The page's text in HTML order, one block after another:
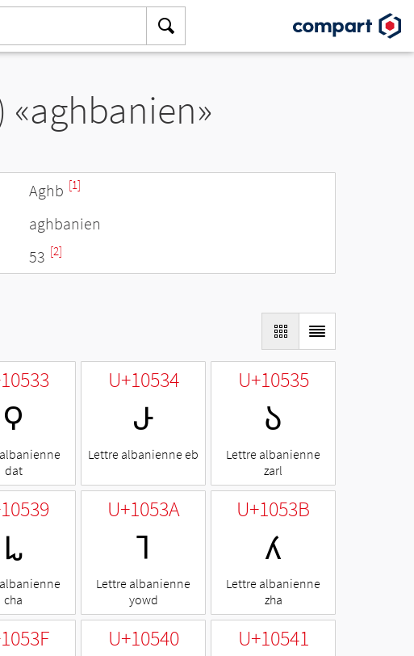
«aghbanien»
Aghb [1]
aghbanien
53 [2]
𐔳
dat
U+10534
𐔴
Lettre albanienne eb
U+10535
𐔵
Lettre albanienne
zarl
𐔹
cha
U+1053A
𐔺
Lettre albanienne
yowd
U+1053B
𐔻
Lettre albanienne
zha
U+10540 U+10541